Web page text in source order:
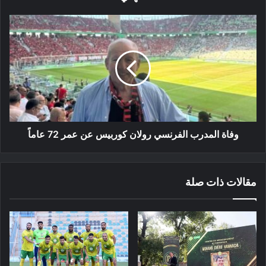
وفاة
المدرب
الفرنسي
رولان
كوربيس
عن
عمر
عاماً
وفاة المدرب الفرنسي رولان كوربيس عن عمر 72 عاماً
مقالات ذات صلة